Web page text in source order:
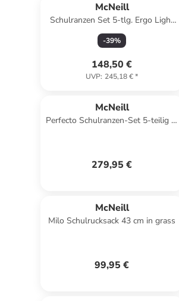
McNeill
Schulranzen Set 5-tlg. Ergo Light
Pure Moody Limited Line in pink
-39%
148,50 €
UVP: 245,18 €*
McNeill
Perfecto Schulranzen-Set 5-teilig in
279,95 €
McNeill
Milo Schulrucksack 43 cm in grass
99,95 €